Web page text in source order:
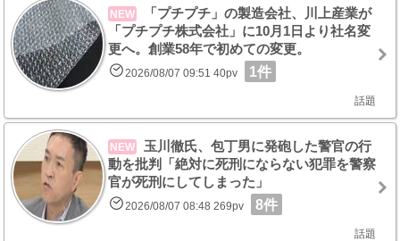
NEW
「プチプチ」の製造会社、川上産業が
「プチプチ株式会社」に10月1日より社名変
更へ。創業58年で初めての変更。
2026/08/07 09:51 40pv 1件
話題
NEW
玉川徹氏、包丁男に発砲した警官の行
動を批判「絶対に死刑にならない犯罪を警察
官が死刑にしてしまった」
2026/08/07 08:48 269pv 8件
話題